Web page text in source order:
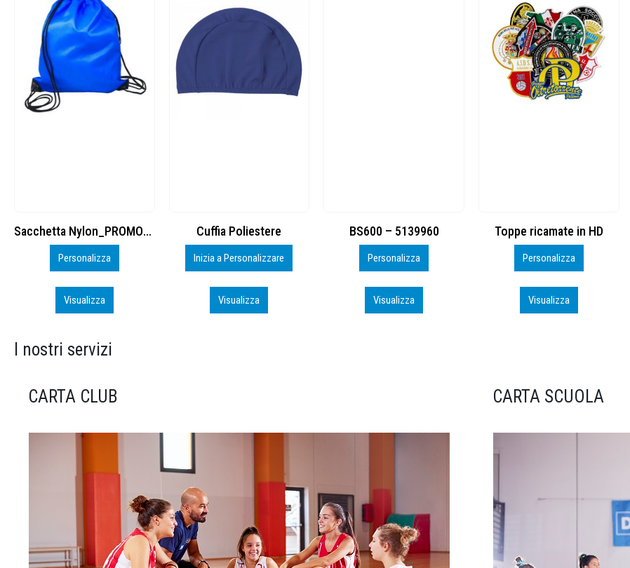
Cuffia Poliestere
Inizia a Personalizzare
Visualizza
BS600 – 5139960
Personalizza
Visualizza
Toppe ricamate in HD
Personalizza
Visualizza
KIT CAMP 100 2026_perso
Personalizza
Visualizza
I nostri servizi
CARTA CLUB CARTA SCUOLA